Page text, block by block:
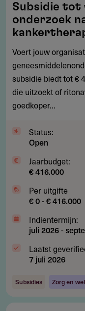
tot
€
416.000
voor
onderzoek
naar
boosters
in
Subsidie tot
onderzoek
Voert jouw
subsidie biedt tot €
die uitzoekt of
goedkoper...
Status:
Open
Jaarbudget:
€ 416.000
Per uitgifte
€ 0 - € 416.000
Indientermijn:
juli 2026-
Laatst
7 juli 2026
Subsidies Zorg en